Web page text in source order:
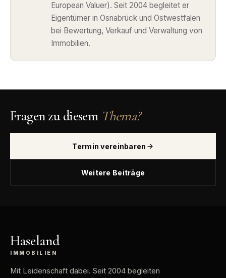
European Valuer). Seit 2004 begleitet er
Eigentümer in Osnabrück und Ostwestfalen
bei Bewertung, Verkauf und Verwaltung von
Immobilien.
Fragen zu diesem Thema?
Termin vereinbaren
Weitere Beiträge
Haseland
IMMOBILIEN
Mit Leidenschaft dabei. Seit 2004 begleiten